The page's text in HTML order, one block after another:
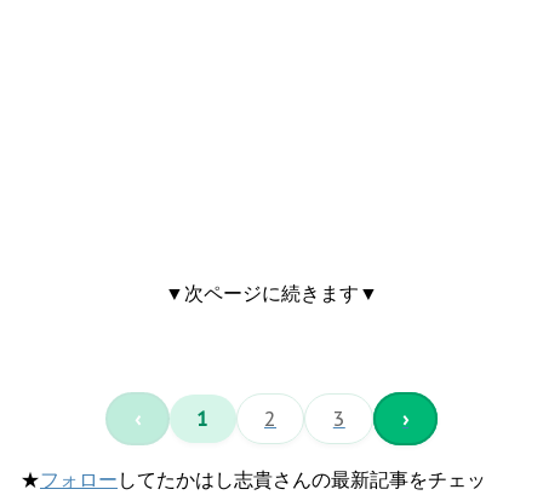
▼次ページに続きます▼
‹ 1 2 3 ›
★フォロー してたかはし志貴さんの最新記事をチェッ